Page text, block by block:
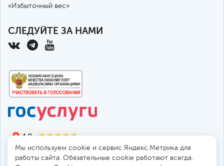
«Избыточный вес»
СЛЕДУЙТЕ ЗА НАМИ
Мы используем cookie и сервис Яндекс.Метрика для
работы сайта. Обязательные cookie работают всегда.